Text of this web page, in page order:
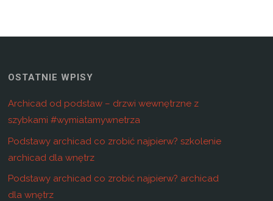
OSTATNIE WPISY
Archicad od podstaw – drzwi wewnętrzne z
szybkami #wymiatamywnetrza
Podstawy archicad co zrobić najpierw? szkolenie
archicad dla wnętrz
Podstawy archicad co zrobić najpierw? archicad
dla wnętrz